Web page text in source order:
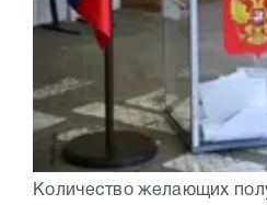
Количество желающих